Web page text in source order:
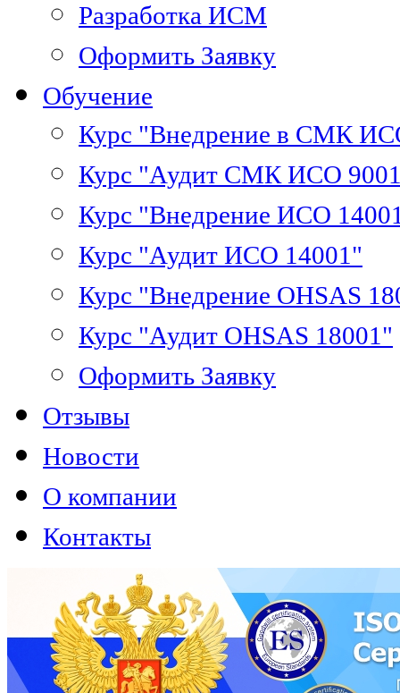
Разработка ИСМ
Оформить Заявку
Обучение
Курс "Внедрение в СМК
Курс "Аудит СМК ИСО
Курс "Внедрение ИСО
Курс "Аудит ИСО 14001"
Курс "Внедрение OHSAS
Курс "Аудит OHSAS 18001"
Оформить Заявку
Отзывы
Новости
О компании
Контакты